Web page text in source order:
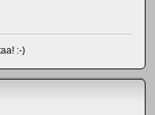
:-)